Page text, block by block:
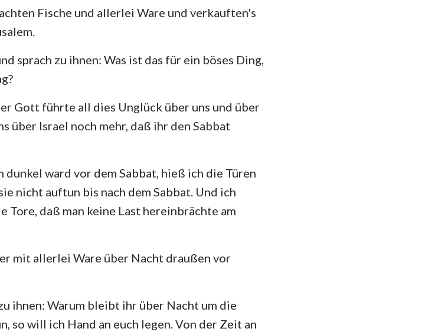
Fische und allerlei Ware und verkauften's
sprach zu ihnen: Was ist das für ein böses Ding,
Gott führte all dies Unglück über uns und über
über Israel noch mehr, daß ihr den Sabbat
dunkel ward vor dem Sabbat, hieß ich die Türen
nicht auftun bis nach dem Sabbat. Und ich
daß man keine Last hereinbrächte am
mit allerlei Ware über Nacht draußen vor
ihnen: Warum bleibt ihr über Nacht um die
so will ich Hand an euch legen. Von der Zeit an